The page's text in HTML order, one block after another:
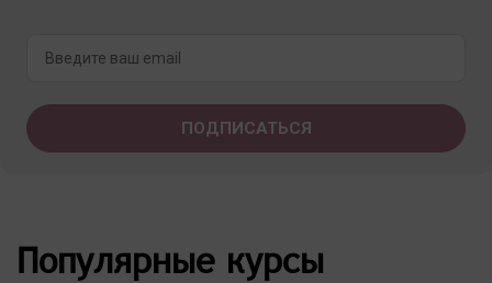
Популярные курсы